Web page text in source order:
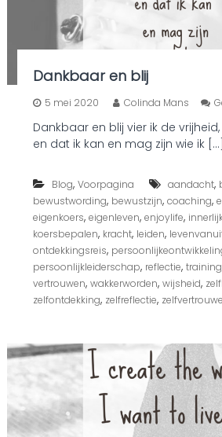
Dankbaar en blij
5 mei 2020 Colinda Mans
Dankbaar en blij vier ik de
en dat ik kan en mag zijn wie ik […]
Blog, Voorpagina aandacht,
bewustwording, bewustzijn, coaching,
eigenkoers, eigenleven, enjoylife,
koersbepalen, kracht, leiden,
ontdekkingsreis,
persoonlijkleiderschap, reflectie, training
vertrouwen, wakkerworden, wijsheid,
zelfontdekking, zelfreflectie,